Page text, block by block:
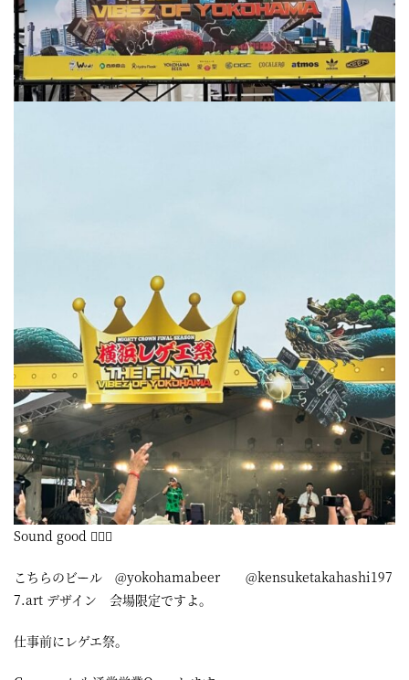
Sound good 
こちらのビール @yokohamabeer @kensuketakahashi197
7.art デザイン 会場限定ですよ。
仕事前にレゲエ祭。